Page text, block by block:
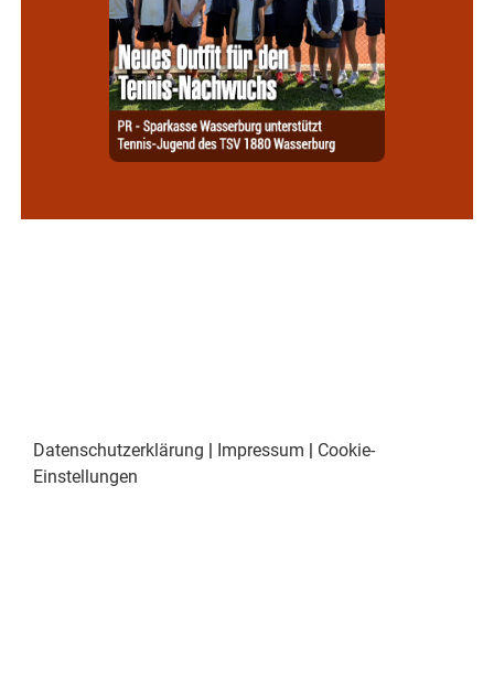
Datenschutzerklärung | Impressum | Cookie-
Einstellungen